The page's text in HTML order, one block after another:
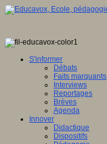
S'informer
Débats
Faits marquants
Interviews
Reportages
Brèves
Agenda
Innover
Didactique
Dispositifs